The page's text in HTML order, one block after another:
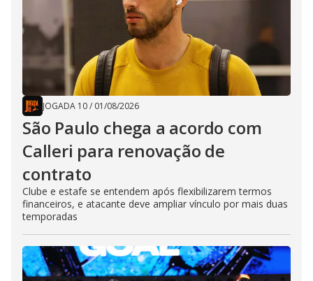
JOGADA 10/ 01/08/2026
São Paulo chega a acordo com
Calleri para renovação de
contrato
Clube e estafe se entendem após flexibilizarem termos
financeiros, e atacante deve ampliar vínculo por mais duas
temporadas